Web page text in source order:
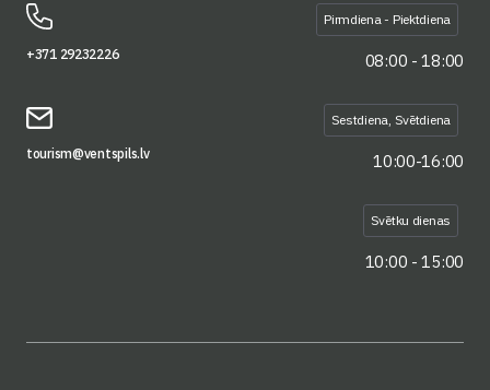
+371 29232226
tourism@ventspils.lv
Pirmdiena - Piektdiena
08:00 - 18:00
Sestdiena, Svētdiena
10:00-16:00
Svētku dienas
10:00 - 15:00